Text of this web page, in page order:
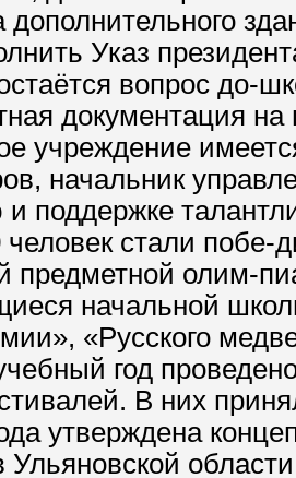
дополнительного
Указ
вопрос до-
документация
учреждение
начальник
поддержке
человек стали побе-
предметной
начальной
«Русского
год
В них
утверждена
Ульяновской